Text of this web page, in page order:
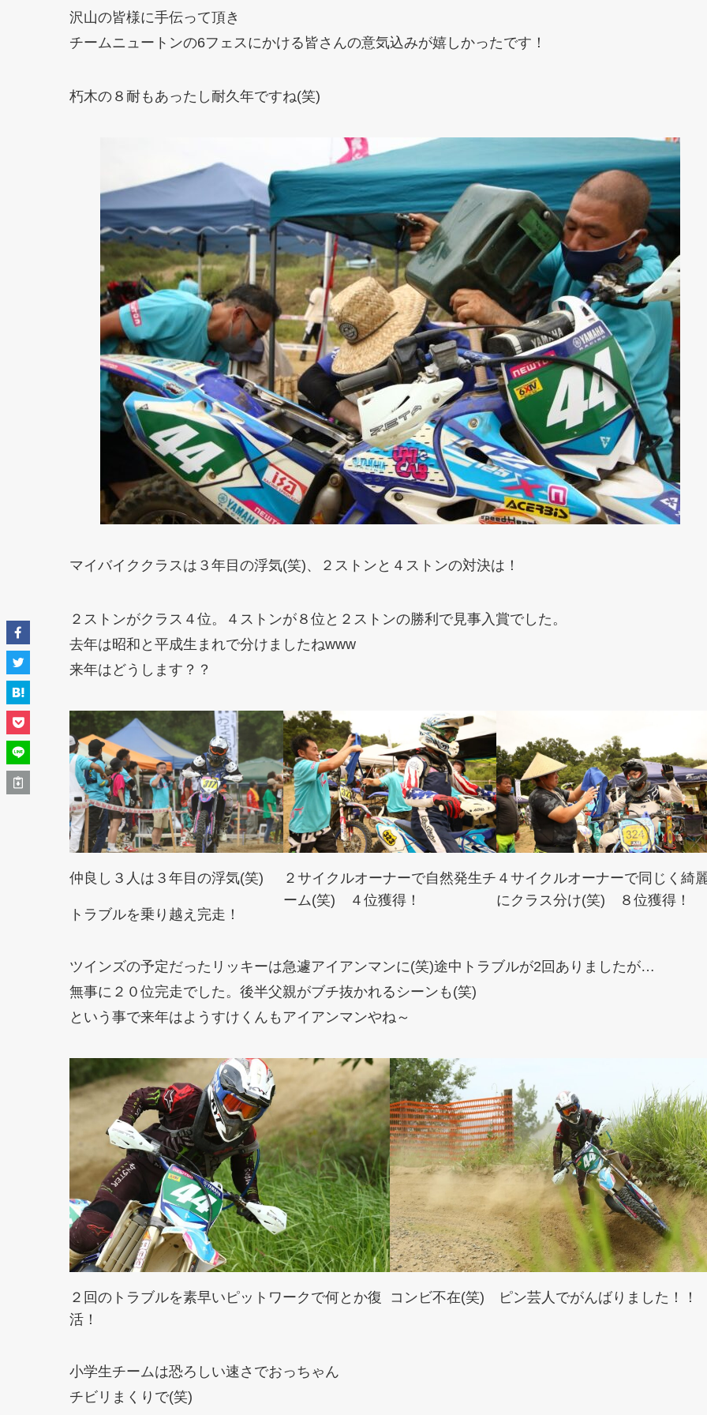
沢山の皆様に手伝って頂き
チームニュートンの6フェスにかける皆さんの意気込みが嬉しかったです！
朽木の８耐もあったし耐久年ですね(笑)
マイバイククラスは３年目の浮気(笑)、２ストンと４ストンの対決は！
２ストンがクラス４位。４ストンが８位と２ストンの勝利で見事入賞でした。
去年は昭和と平成生まれで分けましたねwww
来年はどうします？？
仲良し３人は３年目の浮気(笑)
トラブルを乗り越え完走！
２サイクルオーナーで自然発生チ
ーム(笑) ４位獲得！
４サイクルオーナーで同じく綺
にクラス分け(笑) ８位獲得！
ツインズの予定だったリッキーは急遽アイアンマンに(笑)途中トラブルが2回ありましたが…
無事に２０位完走でした。後半父親がブチ抜かれるシーンも(笑)
という事で来年はようすけくんもアイアンマンやね～
２回のトラブルを素早いピットワークで何とか復
活！
コンビ不在(笑) ピン芸人でがんばりました！！
小学生チームは恐ろしい速さでおっちゃん
チビリまくりで(笑)